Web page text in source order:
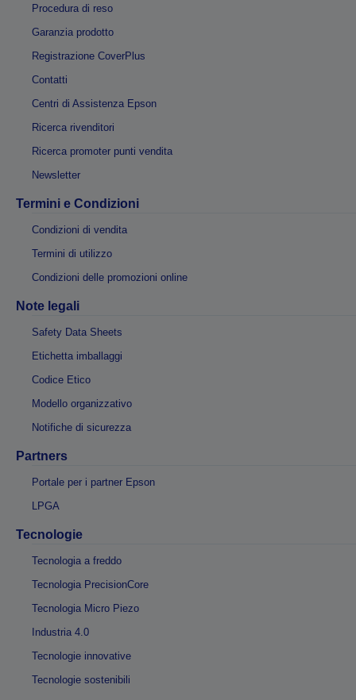
Procedura di reso
Garanzia prodotto
Registrazione CoverPlus
Contatti
Centri di Assistenza Epson
Ricerca rivenditori
Ricerca promoter punti vendita
Newsletter
Termini e Condizioni
Condizioni di vendita
Termini di utilizzo
Condizioni delle promozioni online
Note legali
Safety Data Sheets
Etichetta imballaggi
Codice Etico
Modello organizzativo
Notifiche di sicurezza
Partners
Portale per i partner Epson
LPGA
Tecnologie
Tecnologia a freddo
Tecnologia PrecisionCore
Tecnologia Micro Piezo
Industria 4.0
Tecnologie innovative
Tecnologie sostenibili